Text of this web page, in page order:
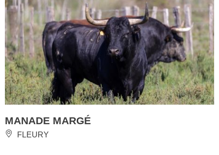
MANADE MARGÉ
FLEURY